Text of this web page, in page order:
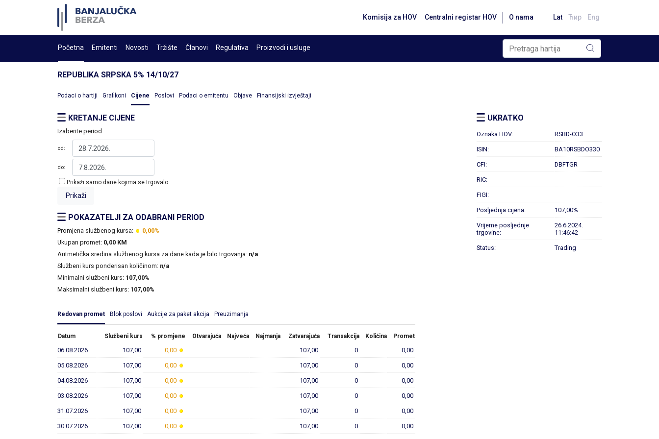
Komisija za HOV Centralni registar HOV O nama Lat Ћир Eng
Početna Emitenti Novosti Tržište Članovi Regulativa Proizvodi i usluge
REPUBLIKA SRPSKA 5% 14/10/27
Podaci o hartiji Grafikoni Cijene Poslovi Podaci o emitentu Objave Finansijski izvještaji
KRETANJE CIJENE
Izaberite period
od:
do:
Prikaži samo dane kojima se trgovalo
POKAZATELJI ZA ODABRANI PERIOD
Promjena službenog kursa:
0,00%
Ukupan promet: 0,00 KM
Aritmetička sredina službenog kursa za dane kada je bilo trgovanja: n/a
Službeni kurs ponderisan količinom: n/a
Minimalni službeni kurs: 107,00%
Maksimalni službeni kurs: 107,00%
Redovan promet Blok poslovi Aukcije za paket akcija Preuzimanja
Datum Službeni kurs % promjene Otvarajuća Najveća Najmanja Zatvarajuća Transakcija Količina Promet
06.08.2026 107,00 0,00 107,00 0 0,00
05.08.2026 107,00 0,00 107,00 0 0,00
04.08.2026 107,00 0,00 107,00 0 0,00
03.08.2026 107,00 0,00 107,00 0 0,00
31.07.2026 107,00 0,00 107,00 0 0,00
30.07.2026 107,00 0,00 107,00 0 0,00
UKRATKO
Oznaka HOV: RSBD-O33
ISIN: BA10RSBDO330
CFI: DBFTGR
RIC:
FIGI:
Posljednja cijena: 107,00%
Vrijeme posljednje
trgovine:
26.6.2024.
11:46:42
Status: Trading